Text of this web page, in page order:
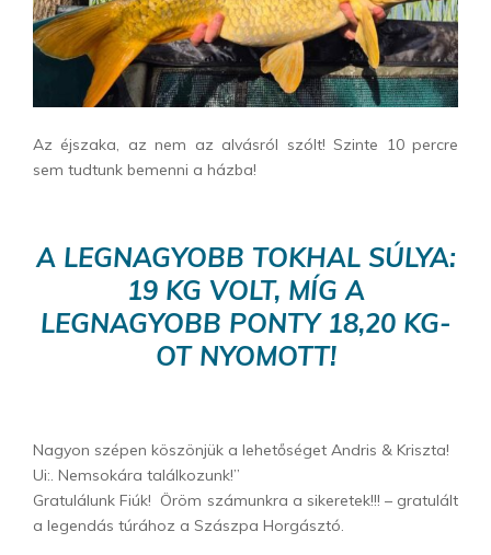
Az éjszaka, az nem az alvásról szólt! Szinte 10 percre
sem tudtunk bemenni a házba!
A LEGNAGYOBB TOKHAL SÚLYA:
19 KG VOLT, MÍG A
LEGNAGYOBB PONTY 18,20 KG-
OT NYOMOTT!
Nagyon szépen köszönjük a lehetőséget Andris & Kriszta!
Ui:. Nemsokára találkozunk!”
Gratulálunk Fiúk! Öröm számunkra a sikeretek!!! – gratulált
a legendás túrához a Szászpa Horgásztó.